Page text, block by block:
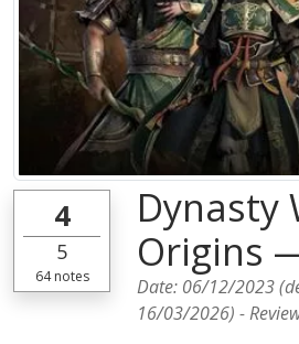
4
5
64notes
Dynasty
Origins
Date: 06/12/2023
16/03/2026) -